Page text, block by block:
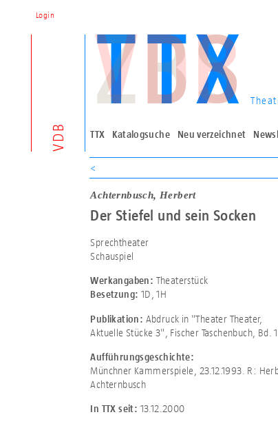
VDB TTX Katalogsuche Neu verzeichnet
Login
<
Achternbusch, Herbert
Der Stiefel und sein Socken
Sprechtheater
Schauspiel
Werkangaben: Theaterstück
Besetzung: 1D ,1H
Publikation: Abdruck in "Theater Theater,
Aktuelle Stücke 3", Fischer Taschenbuch, Bd.
Aufführungsgeschichte:
Münchner Kammerspiele, 23.12.1993. R:
Achternbusch
In TTX seit: 13.12.2000